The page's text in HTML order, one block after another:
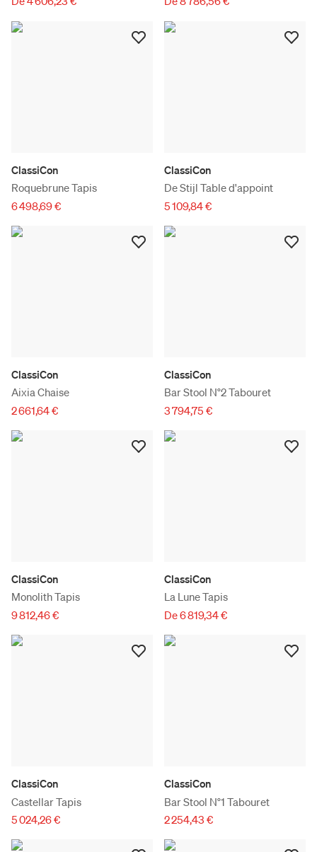
ClassiCon
Roquebrune Tapis
6 498,69 €
ClassiCon
De Stijl Table d'appoint
5 109,84 €
ClassiCon
Aixia Chaise
2 661,64 €
ClassiCon
Bar Stool N°2 Tabouret
3 794,75 €
ClassiCon
Monolith Tapis
9 812,46 €
ClassiCon
La Lune Tapis
De 6 819,34 €
ClassiCon
Castellar Tapis
5 024,26 €
ClassiCon
Bar Stool N°1 Tabouret
2 254,43 €